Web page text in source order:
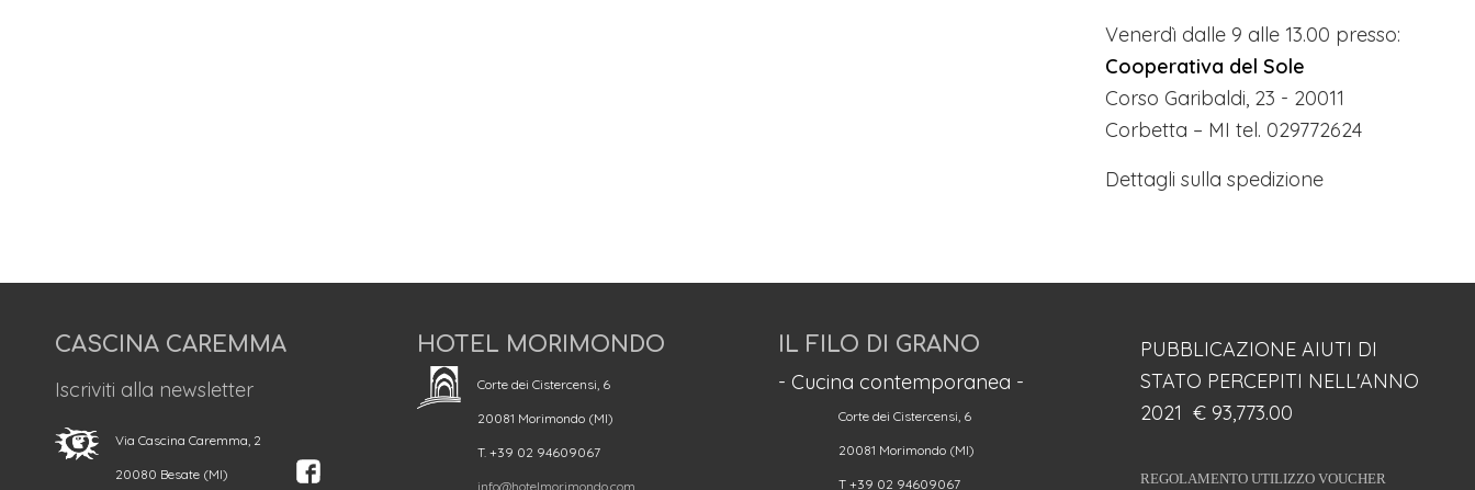
Venerdì dalle 9 alle 13.00 presso:
Cooperativa del Sole
Corso Garibaldi, 23 - 20011
Corbetta – MI tel. 029772624
Dettagli sulla spedizione
CASCINA CAREMMA
Iscriviti alla newsletter
Via Cascina Caremma, 2
20080 Besate (MI)
HOTEL MORIMONDO
Corte dei Cistercensi, 6
20081 Morimondo (MI)
T. +39 02 94609067
info@hotelmorimondo.com
IL FILO DI GRANO
- Cucina contemporanea -
Corte dei Cistercensi, 6
20081 Morimondo (MI)
T +39 02 94609067
PUBBLICAZIONE AIUTI DI
STATO PERCEPITI NELL'ANNO
2021 € 93,773.00
REGOLAMENTO UTILIZZO VOUCHER